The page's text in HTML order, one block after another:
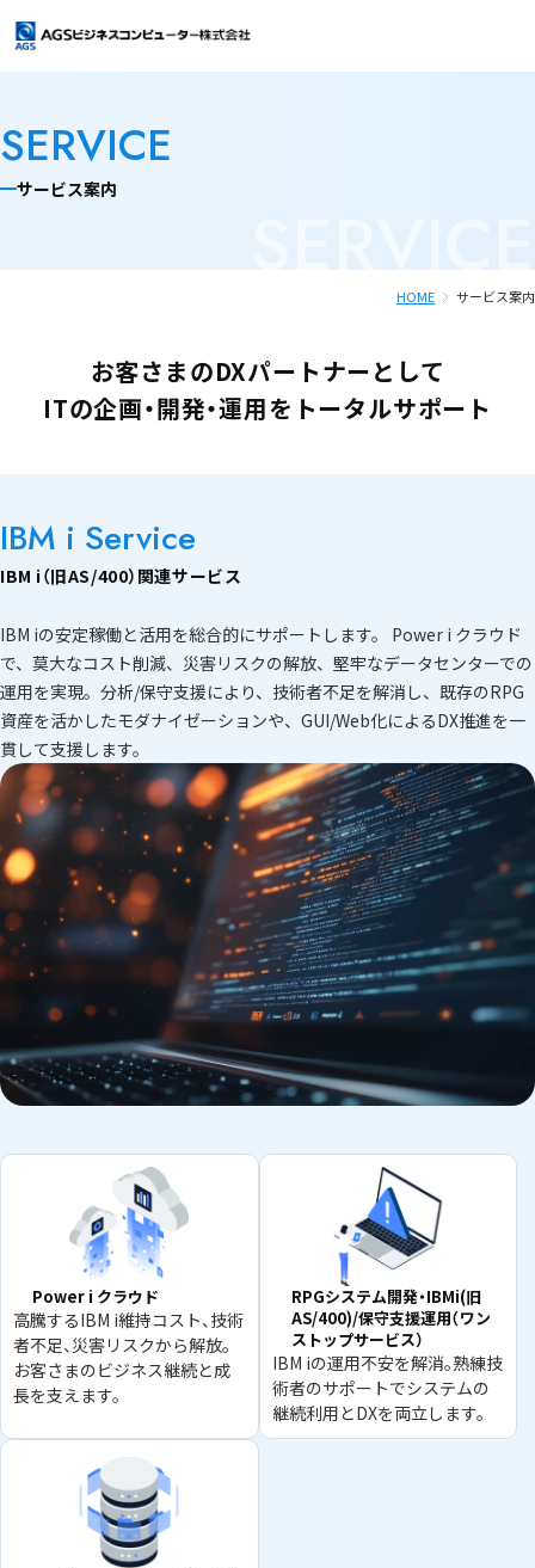
会社情報
企業理念
サステナビリティ
Power i クラウド
IBM i（旧AS/400）モダナイゼーションサービス
「LANSAファミリー」
kintone開発/導入支援サービス
システム連携サービス
OBC奉行シリーズ
導入支援サービス
キッティング・データ消磁サービス
IT運用高度化支援サービス
ハード販売
お知らせ
資料ダウンロード
お問い合わせ
SERVICE
サービス案内
SERVICE
HOME サービス案内
お客さまのDXパートナーとして
ITの企画・開発・運用を トータルサポート
IBM i Service
IBM i（旧AS/400）関連サービス
IBM iの安定稼働と活用を総合的にサポートします。 Power i クラウド
で、莫大なコスト削減、災害リスクの解放、堅牢なデータセンターでの
運用を実現。分析/保守支援により、技術者不足を解消し、既存のRPG
資産を活かしたモダナイゼーションや、GUI/Web化によるDX推進を一
貫して支援します。
Power i クラウド
高騰するIBM i維持コスト、技術
者不足、災害リスクから解放。
お客さまのビジネス継続と成
長を支えます。
RPGシステム開発・IBMi(旧
AS/400)/保守支援運用（ワン
ストップサービス）
IBM iの運用不安を解消。熟練技
術者のサポートでシステムの
継続利用とDXを両立します。